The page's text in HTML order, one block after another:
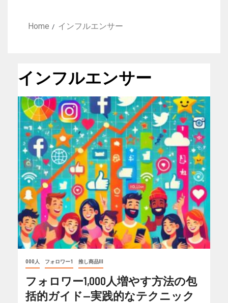
Home インフルエンサー
インフルエンサー
000人 フォロワー1 推し商品III
フォロワー1,000人増やす方法の包
括的ガイド—実践的なテクニック